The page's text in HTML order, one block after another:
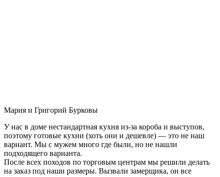
Мария и Григорий Бурковы
У нас в доме нестандартная кухня из-за короба и выступов,
поэтому готовые кухни (хоть они и дешевле) — это не наш
вариант. Мы с мужем много где были, но не нашли
подходящего варианта.
После всех походов по торговым центрам мы решили делать
на заказ под наши размеры. Вызвали замерщика, он все